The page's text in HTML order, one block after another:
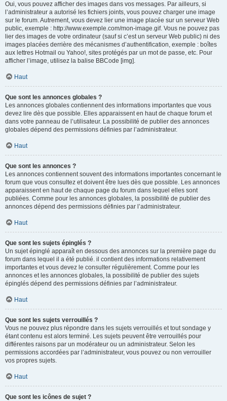
Oui, vous pouvez afficher des images dans vos messages. Par ailleurs, si
l’administrateur a autorisé les fichiers joints, vous pouvez charger une image
sur le forum. Autrement, vous devez lier une image placée sur un serveur Web
public, exemple : http://www.exemple.com/mon-image.gif. Vous ne pouvez pas
lier des images de votre ordinateur (sauf si c’est un serveur Web public) ni des
images placées derrière des mécanismes d’authentification, exemple : boîtes
aux lettres Hotmail ou Yahoo!, sites protégés par un mot de passe, etc. Pour
afficher l’image, utilisez la balise BBCode [img].
Haut
Que sont les annonces globales ?
Les annonces globales contiennent des informations importantes que vous
devez lire dès que possible. Elles apparaissent en haut de chaque forum et
dans votre panneau de l’utilisateur. La possibilité de publier des annonces
globales dépend des permissions définies par l’administrateur.
Haut
Que sont les annonces ?
Les annonces contiennent souvent des informations importantes concernant le
forum que vous consultez et doivent être lues dès que possible. Les annonces
apparaissent en haut de chaque page du forum dans lequel elles sont
publiées. Comme pour les annonces globales, la possibilité de publier des
annonces dépend des permissions définies par l’administrateur.
Haut
Que sont les sujets épinglés ?
Un sujet épinglé apparaît en dessous des annonces sur la première page du
forum dans lequel il a été publié. il contient des informations relativement
importantes et vous devez le consulter régulièrement. Comme pour les
annonces et les annonces globales, la possibilité de publier des sujets
épinglés dépend des permissions définies par l’administrateur.
Haut
Que sont les sujets verrouillés ?
Vous ne pouvez plus répondre dans les sujets verrouillés et tout sondage y
étant contenu est alors terminé. Les sujets peuvent être verrouillés pour
différentes raisons par un modérateur ou un administrateur. Selon les
permissions accordées par l’administrateur, vous pouvez ou non verrouiller
vos propres sujets.
Haut
Que sont les icônes de sujet ?